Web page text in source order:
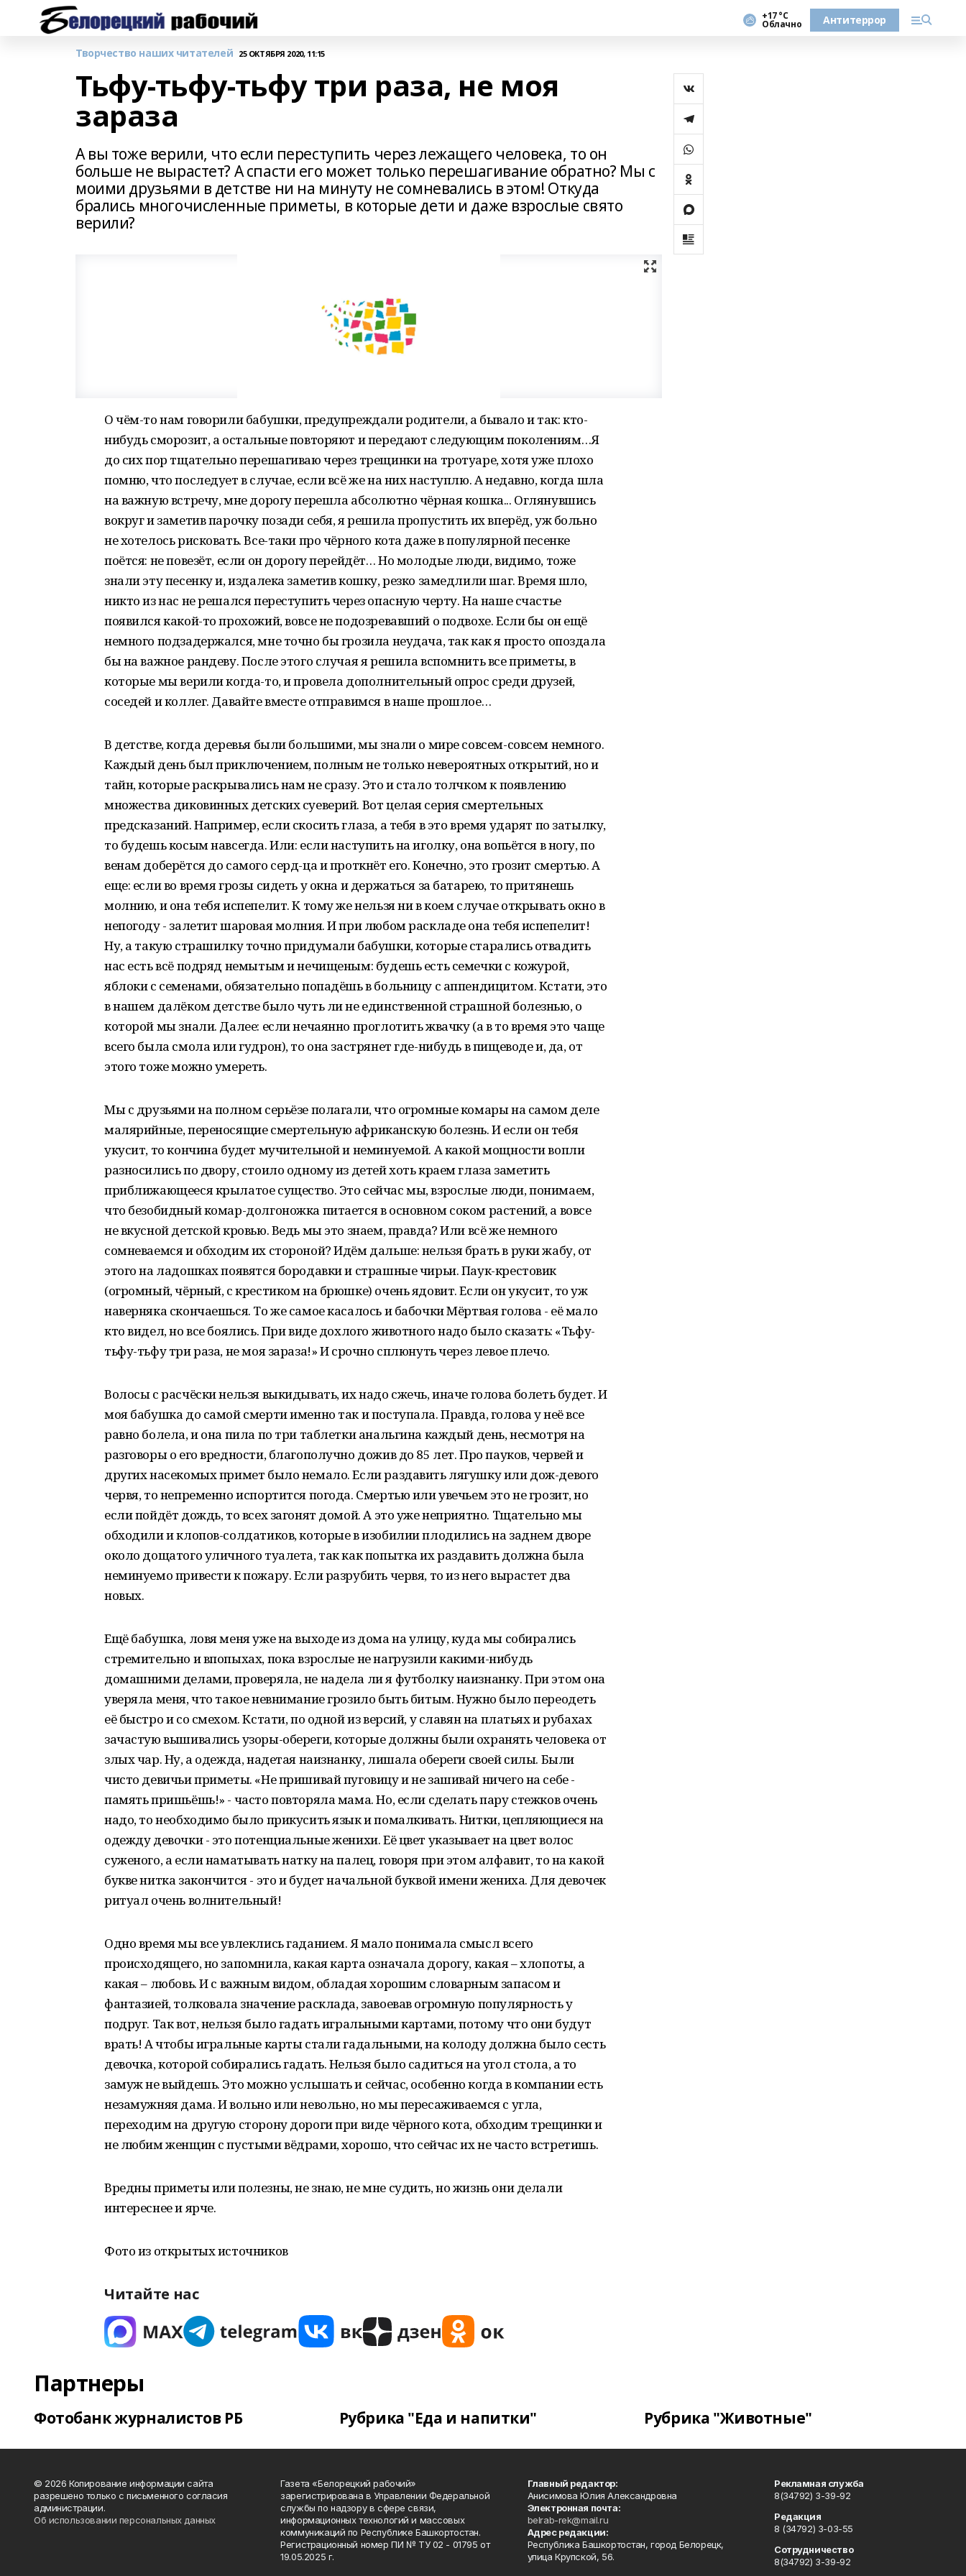
+17 °С
Облачно Антитеррор
Творчество наших читателей 25 ОКТЯБРЯ 2020, 11:15
Тьфу-тьфу-тьфу три раза, не моя
зараза
А вы тоже верили, что если переступить через лежащего человека, то он
больше не вырастет? А спасти его может только перешагивание обратно? Мы с
моими друзьями в детстве ни на минуту не сомневались в этом! Откуда
брались многочисленные приметы, в которые дети и даже взрослые свято
верили?
О чём-то нам говорили бабушки, предупреждали родители, а бывало и так: кто-
нибудь сморозит, а остальные повторяют и передают следующим поколениям…Я
до сих пор тщательно перешагиваю через трещинки на тротуаре, хотя уже плохо
помню, что последует в случае, если всё же на них наступлю. А недавно, когда шла
на важную встречу, мне дорогу перешла абсолютно чёрная кошка... Оглянувшись
вокруг и заметив парочку позади себя, я решила пропустить их вперёд, уж больно
не хотелось рисковать. Все-таки про чёрного кота даже в популярной песенке
поётся: не повезёт, если он дорогу перейдёт… Но молодые люди, видимо, тоже
знали эту песенку и, издалека заметив кошку, резко замедлили шаг. Время шло,
никто из нас не решался переступить через опасную черту. На наше счастье
появился какой-то прохожий, вовсе не подозревавший о подвохе. Если бы он ещё
немного подзадержался, мне точно бы грозила неудача, так как я просто опоздала
бы на важное рандеву. После этого случая я решила вспомнить все приметы, в
которые мы верили когда-то, и провела дополнительный опрос среди друзей,
соседей и коллег. Давайте вместе отправимся в наше прошлое…
В детстве, когда деревья были большими, мы знали о мире совсем-совсем немного.
Каждый день был приключением, полным не только невероятных открытий, но и
тайн, которые раскрывались нам не сразу. Это и стало толчком к появлению
множества диковинных детских суеверий. Вот целая серия смертельных
предсказаний. Например, если скосить глаза, а тебя в это время ударят по затылку,
то будешь косым навсегда. Или: если наступить на иголку, она вопьётся в ногу, по
венам доберётся до самого серд-ца и проткнёт его. Конечно, это грозит смертью. А
еще: если во время грозы сидеть у окна и держаться за батарею, то притянешь
молнию, и она тебя испепелит. К тому же нельзя ни в коем случае открывать окно в
непогоду - залетит шаровая молния. И при любом раскладе она тебя испепелит!
Ну, а такую страшилку точно придумали бабушки, которые старались отвадить
нас есть всё подряд немытым и нечищеным: будешь есть семечки с кожурой,
яблоки с семенами, обязательно попадёшь в больницу с аппендицитом. Кстати, это
в нашем далёком детстве было чуть ли не единственной страшной болезнью, о
которой мы знали. Далее: если нечаянно проглотить жвачку (а в то время это чаще
всего была смола или гудрон), то она застрянет где-нибудь в пищеводе и, да, от
этого тоже можно умереть.
Мы с друзьями на полном серьёзе полагали, что огромные комары на самом деле
малярийные, переносящие смертельную африканскую болезнь. И если он тебя
укусит, то кончина будет мучительной и неминуемой. А какой мощности вопли
разносились по двору, стоило одному из детей хоть краем глаза заметить
приближающееся крылатое существо. Это сейчас мы, взрослые люди, понимаем,
что безобидный комар-долгоножка питается в основном соком растений, а вовсе
не вкусной детской кровью. Ведь мы это знаем, правда? Или всё же немного
сомневаемся и обходим их стороной? Идём дальше: нельзя брать в руки жабу, от
этого на ладошках появятся бородавки и страшные чирьи. Паук-крестовик
(огромный, чёрный, с крестиком на брюшке) очень ядовит. Если он укусит, то уж
наверняка скончаешься. То же самое касалось и бабочки Мёртвая голова - её мало
кто видел, но все боялись. При виде дохлого животного надо было сказать: «Тьфу-
тьфу-тьфу три раза, не моя зараза!» И срочно сплюнуть через левое плечо.
Волосы с расчёски нельзя выкидывать, их надо сжечь, иначе голова болеть будет. И
моя бабушка до самой смерти именно так и поступала. Правда, голова у неё все
равно болела, и она пила по три таблетки анальгина каждый день, несмотря на
разговоры о его вредности, благополучно дожив до 85 лет. Про пауков, червей и
других насекомых примет было немало. Если раздавить лягушку или дож-девого
червя, то непременно испортится погода. Смертью или увечьем это не грозит, но
если пойдёт дождь, то всех загонят домой. А это уже неприятно. Тщательно мы
обходили и клопов-солдатиков, которые в изобилии плодились на заднем дворе
около дощатого уличного туалета, так как попытка их раздавить должна была
неминуемо привести к пожару. Если разрубить червя, то из него вырастет два
новых.
Ещё бабушка, ловя меня уже на выходе из дома на улицу, куда мы собирались
стремительно и впопыхах, пока взрослые не нагрузили какими-нибудь
домашними делами, проверяла, не надела ли я футболку наизнанку. При этом она
уверяла меня, что такое невнимание грозило быть битым. Нужно было переодеть
её быстро и со смехом. Кстати, по одной из версий, у славян на платьях и рубахах
зачастую вышивались узоры-обереги, которые должны были охранять человека от
злых чар. Ну, а одежда, надетая наизнанку, лишала обереги своей силы. Были
чисто девичьи приметы. «Не пришивай пуговицу и не зашивай ничего на себе -
память пришьёшь!» - часто повторяла мама. Но, если сделать пару стежков очень
надо, то необходимо было прикусить язык и помалкивать. Нитки, цепляющиеся на
одежду девочки - это потенциальные женихи. Её цвет указывает на цвет волос
суженого, а если наматывать натку на палец, говоря при этом алфавит, то на какой
букве нитка закончится - это и будет начальной буквой имени жениха. Для девочек
ритуал очень волнительный!
Одно время мы все увлеклись гаданием. Я мало понимала смысл всего
происходящего, но запомнила, какая карта означала дорогу, какая – хлопоты, а
какая – любовь. И с важным видом, обладая хорошим словарным запасом и
фантазией, толковала значение расклада, завоевав огромную популярность у
подруг. Так вот, нельзя было гадать игральными картами, потому что они будут
врать! А чтобы игральные карты стали гадальными, на колоду должна было сесть
девочка, которой собирались гадать. Нельзя было садиться на угол стола, а то
замуж не выйдешь. Это можно услышать и сейчас, особенно когда в компании есть
незамужняя дама. И вольно или невольно, но мы пересаживаемся с угла,
переходим на другую сторону дороги при виде чёрного кота, обходим трещинки и
не любим женщин с пустыми вёдрами, хорошо, что сейчас их не часто встретишь.
Вредны приметы или полезны, не знаю, не мне судить, но жизнь они делали
интереснее и ярче.
Фото из открытых источников
Читайте нас
Партнеры
Фотобанк журналистов РБ Рубрика "Еда и напитки" Рубрика "Животные"
© 2026 Копирование информации сайта
разрешено только с письменного согласия
администрации.
Об использовании персональных данных
Газета «Белорецкий рабочий»
зарегистрирована в Управлении Федеральной
службы по надзору в сфере связи,
информационных технологий и массовых
коммуникаций по Республике Башкортостан.
Регистрационный номер ПИ № ТУ 02 - 01795 от
19.05.2025 г.
Главный редактор:
Анисимова Юлия Александровна
Электронная почта:
belrab-rek@mail.ru
Адрес редакции:
Республика Башкортостан, город Белорецк,
улица Крупской, 56.
Рекламная служба
8(34792) 3-39-92
Редакция
8 (34792) 3-03-55
Сотрудничество
8(34792) 3-39-92